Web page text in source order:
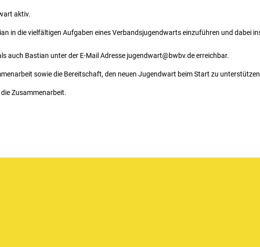
aktiv.
in die vielfältigen Aufgaben eines Verbandsjugendwarts einzuführen und dabei
auch Bastian unter der E-Mail Adresse jugendwart@bwbv.de erreichbar.
sowie die Bereitschaft, den neuen Jugendwart beim Start zu
Zusammenarbeit.